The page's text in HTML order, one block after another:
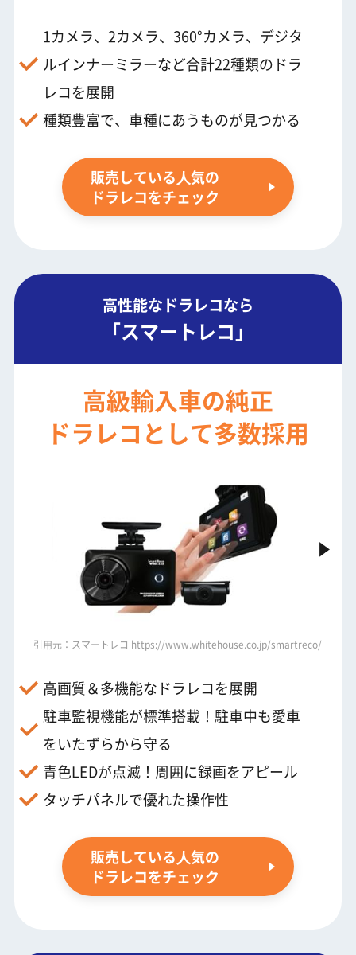
1カメラ、2カメラ、360°カメラ、デジタ
ルインナーミラーなど合計22種類のドラ
レコを展開
種類豊富で、車種にあうものが見つかる
販売している⼈気の
ドラレコをチェック
高性能なドラレコなら
「スマートレコ」
高級輸入車の純正
ドラレコとして多数採用
product/product_610/
引⽤元：スマートレコ https://www.whitehouse.co.jp/smartreco/
高画質＆多機能なドラレコを展開
駐車監視機能が標準搭載！駐車中も愛車
をいたずらから守る
青色LEDが点滅！周囲に録画をアピール
タッチパネルで優れた操作性
販売している⼈気の
ドラレコをチェック